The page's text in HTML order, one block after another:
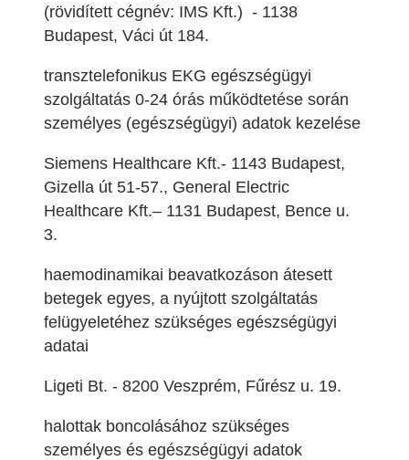
(rövidített cégnév: IMS Kft.) - 1138
Budapest, Váci út 184.
transztelefonikus EKG egészségügyi
szolgáltatás 0-24 órás működtetése során
személyes (egészségügyi) adatok kezelése
Siemens Healthcare Kft.- 1143 Budapest,
Gizella út 51-57., General Electric
Healthcare Kft.– 1131 Budapest, Bence u.
3.
haemodinamikai beavatkozáson átesett
betegek egyes, a nyújtott szolgáltatás
felügyeletéhez szükséges egészségügyi
adatai
Ligeti Bt. - 8200 Veszprém, Fűrész u. 19.
halottak boncolásához szükséges
személyes és egészségügyi adatok